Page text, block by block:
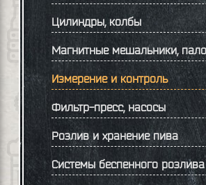
Цилиндры, колбы
Магнитные мешальники,
Измерение и контроль
Фильтр-пресс, насосы
Розлив и хранение пива
Системы беспенного розлива